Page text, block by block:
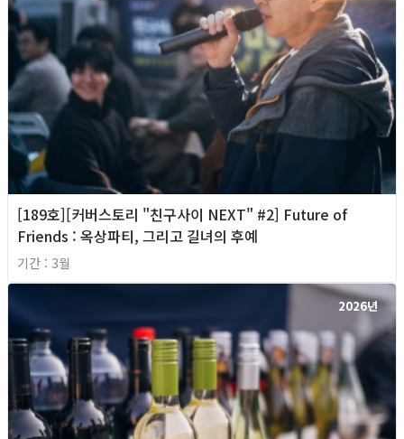
[189호][커버스토리 "친구사이 NEXT" #2] Future of
Friends : 옥상파티, 그리고 길녀의 후예
기간 : 3월
2026년